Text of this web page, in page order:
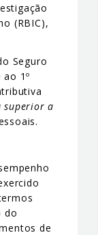
(RBIC),
Seguro
1º
superior a
do
de